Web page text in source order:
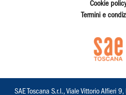
Cookie
Termini e
SAE Toscana S.r.l., Viale Vittorio Alfieri